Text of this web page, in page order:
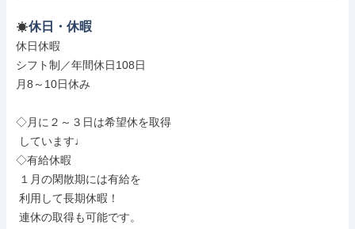
休日・休暇
休日休暇
シフト制／年間休日108日
月8～10日休み
◇月に２～３日は希望休を取得
◇有給休暇